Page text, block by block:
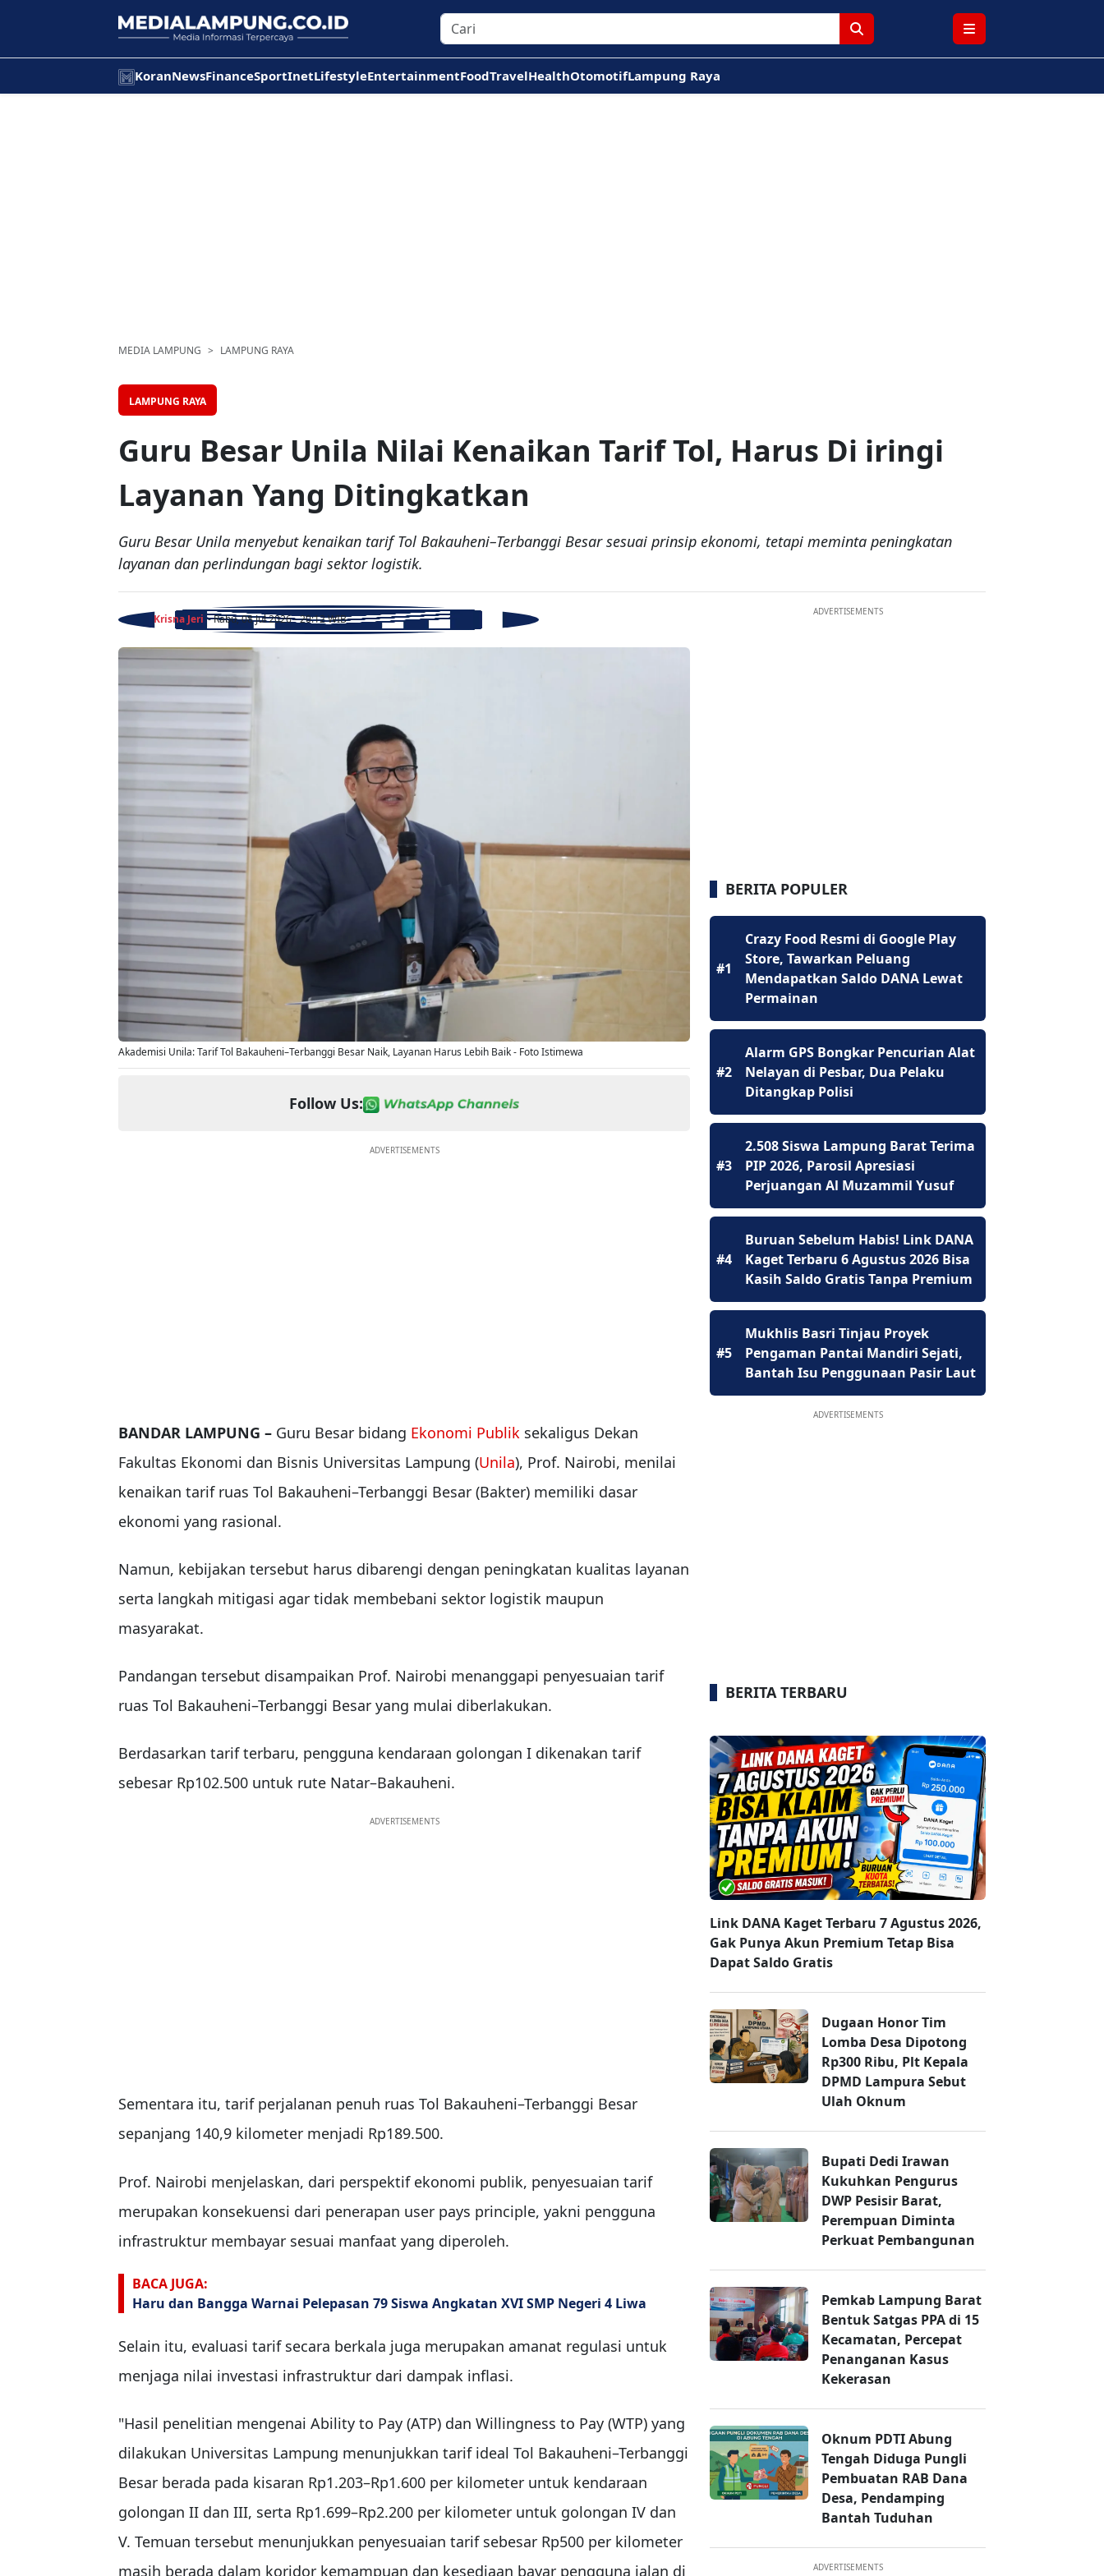
KoranNewsFinanceSportInetLifestyleEntertainmentFoodTravelHealthOtomotifLampung Raya
MEDIA LAMPUNG LAMPUNG RAYA
LAMPUNG RAYA
Guru Besar Unila Nilai Kenaikan Tarif Tol, Harus Di iringi
Layanan Yang Ditingkatkan
Guru Besar Unila menyebut kenaikan tarif Tol Bakauheni–Terbanggi Besar sesuai prinsip ekonomi, tetapi meminta peningkatan
layanan dan perlindungan bagi sektor logistik.
Krisna Jeri - Rabu, 08 Jul 2026 - 20:12 WIB
Akademisi Unila: Tarif Tol Bakauheni–Terbanggi Besar Naik, Layanan Harus Lebih Baik - Foto Istimewa
Follow Us:
ADVERTISEMENTS
BANDAR LAMPUNG – Guru Besar bidang Ekonomi Publik sekaligus Dekan
Fakultas Ekonomi dan Bisnis Universitas Lampung (Unila), Prof. Nairobi, menilai
kenaikan tarif ruas Tol Bakauheni–Terbanggi Besar (Bakter) memiliki dasar
ekonomi yang rasional.
Namun, kebijakan tersebut harus dibarengi dengan peningkatan kualitas layanan
serta langkah mitigasi agar tidak membebani sektor logistik maupun
masyarakat.
Pandangan tersebut disampaikan Prof. Nairobi menanggapi penyesuaian tarif
ruas Tol Bakauheni–Terbanggi Besar yang mulai diberlakukan.
Berdasarkan tarif terbaru, pengguna kendaraan golongan I dikenakan tarif
sebesar Rp102.500 untuk rute Natar–Bakauheni.
ADVERTISEMENTS
Sementara itu, tarif perjalanan penuh ruas Tol Bakauheni–Terbanggi Besar
sepanjang 140,9 kilometer menjadi Rp189.500.
Prof. Nairobi menjelaskan, dari perspektif ekonomi publik, penyesuaian tarif
merupakan konsekuensi dari penerapan user pays principle, yakni pengguna
infrastruktur membayar sesuai manfaat yang diperoleh.
BACA JUGA:
Haru dan Bangga Warnai Pelepasan 79 Siswa Angkatan XVI SMP Negeri 4 Liwa
Selain itu, evaluasi tarif secara berkala juga merupakan amanat regulasi untuk
menjaga nilai investasi infrastruktur dari dampak inflasi.
"Hasil penelitian mengenai Ability to Pay (ATP) dan Willingness to Pay (WTP) yang
dilakukan Universitas Lampung menunjukkan tarif ideal Tol Bakauheni–Terbanggi
Besar berada pada kisaran Rp1.203–Rp1.600 per kilometer untuk kendaraan
golongan II dan III, serta Rp1.699–Rp2.200 per kilometer untuk golongan IV dan
V. Temuan tersebut menunjukkan penyesuaian tarif sebesar Rp500 per kilometer
masih berada dalam koridor kemampuan dan kesediaan bayar pengguna jalan di
ADVERTISEMENTS
BERITA POPULER
#1
Crazy Food Resmi di Google Play
Store, Tawarkan Peluang
Mendapatkan Saldo DANA Lewat
Permainan
#2
Alarm GPS Bongkar Pencurian Alat
Nelayan di Pesbar, Dua Pelaku
Ditangkap Polisi
#3
2.508 Siswa Lampung Barat Terima
PIP 2026, Parosil Apresiasi
Perjuangan Al Muzammil Yusuf
#4
Buruan Sebelum Habis! Link DANA
Kaget Terbaru 6 Agustus 2026 Bisa
Kasih Saldo Gratis Tanpa Premium
#5
Mukhlis Basri Tinjau Proyek
Pengaman Pantai Mandiri Sejati,
Bantah Isu Penggunaan Pasir Laut
ADVERTISEMENTS
BERITA TERBARU
Link DANA Kaget Terbaru 7 Agustus 2026,
Gak Punya Akun Premium Tetap Bisa
Dapat Saldo Gratis
Dugaan Honor Tim
Lomba Desa Dipotong
Rp300 Ribu, Plt Kepala
DPMD Lampura Sebut
Ulah Oknum
Bupati Dedi Irawan
Kukuhkan Pengurus
DWP Pesisir Barat,
Perempuan Diminta
Perkuat Pembangunan
Pemkab Lampung Barat
Bentuk Satgas PPA di 15
Kecamatan, Percepat
Penanganan Kasus
Kekerasan
Oknum PDTI Abung
Tengah Diduga Pungli
Pembuatan RAB Dana
Desa, Pendamping
Bantah Tuduhan
ADVERTISEMENTS